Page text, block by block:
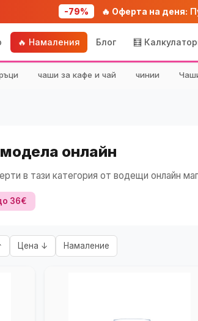
-79% 🔥 Оферта на деня:
🔥 Намаления Блог 🧮
чаши за кафе и чай чинии
онлайн
в тази категория от водещи онлайн
36€
Цена ↓ Намаление